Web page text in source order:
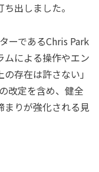
出しました。
ーであるChris Park
ムによる操作やエン
存在は許さない」
改定を含め、健全
まりが強化される見